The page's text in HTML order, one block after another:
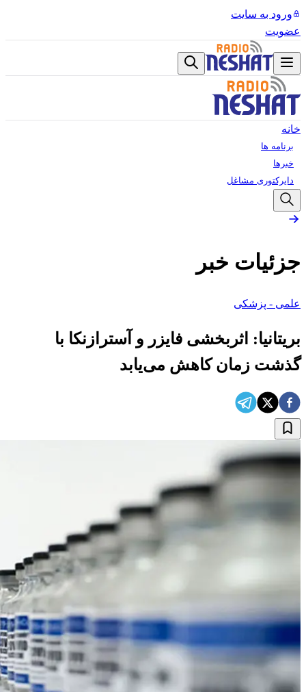
ورود به سایت
عضویت
خانه
برنامه ها
خبرها
دایرکتوری مشاغل
جزئیات خبر
علمی - پزشکی
بریتانیا: اثربخشی فایزر و آسترازنکا با
گذشت زمان کاهش می‌یابد